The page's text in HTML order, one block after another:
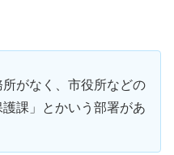
がなく、市役所などの
課」とかいう部署があ